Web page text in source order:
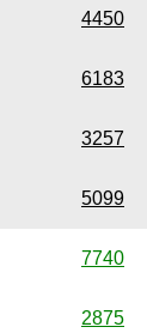
4450
6183
3257
5099
7740
2875